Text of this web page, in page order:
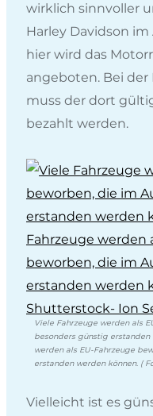
wirklich sinnvoller
Harley Davidson
hier wird das
angeboten. Bei
muss der dort
bezahlt werden.
Viele Fahrzeuge werden als
besonders günstig erstanden
werden als EU-Fahrzeuge
erstanden werden können. (
Vielleicht ist es